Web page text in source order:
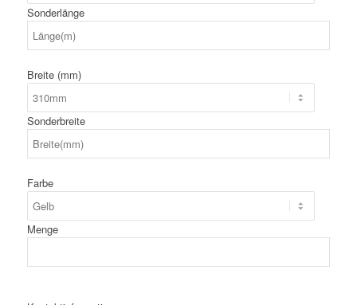
Sonderlänge
Breite (mm)
Sonderbreite
Farbe
Menge